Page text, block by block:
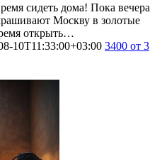
сидеть дома! Пока вечера
Москву в золотые
открыть…
10T11:33:00+03:00 3400 от 3